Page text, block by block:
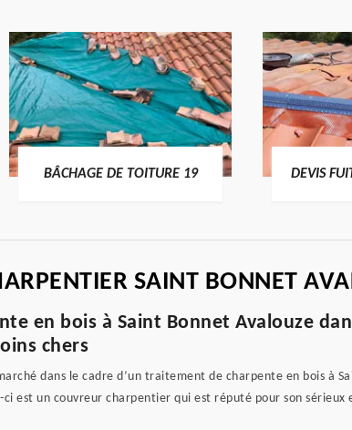
BÂCHAGE DE TOITURE 19 DEVIS
SAINT BONNET
en bois à Saint Bonnet Avalouze
chers
dans le cadre d’un traitement de charpente en bois à
est un couvreur charpentier qui est réputé pour son